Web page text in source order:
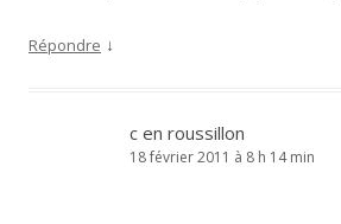
Répondre ↓
c en roussillon
18 février 2011 à 8 h 14 min